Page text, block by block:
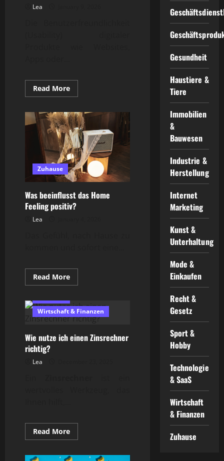
Lea
Read MoreRead
more
Optimierung
wie
optimiere
ich
die
Usability?
Zuhause
Was beeinflusst das Home
Feeling positiv?
Lea
Read MoreRead
more
beeinflusst
das
Home
Wirtschaft & Finanzen
Wie nutze ich einen Zinsrechner
richtig?
Lea
Read MoreRead
more
nutze
Gesundheit
Haustiere &
Tiere
Immobilien
&
Bauwesen
Industrie &
Herstellung
Internet
Marketing
Kunst &
Unterhaltung
Mode &
Einkaufen
Recht &
Gesetz
Sport &
Hobby
Technologie
& SaaS
Wirtschaft
& Finanzen
Zuhause